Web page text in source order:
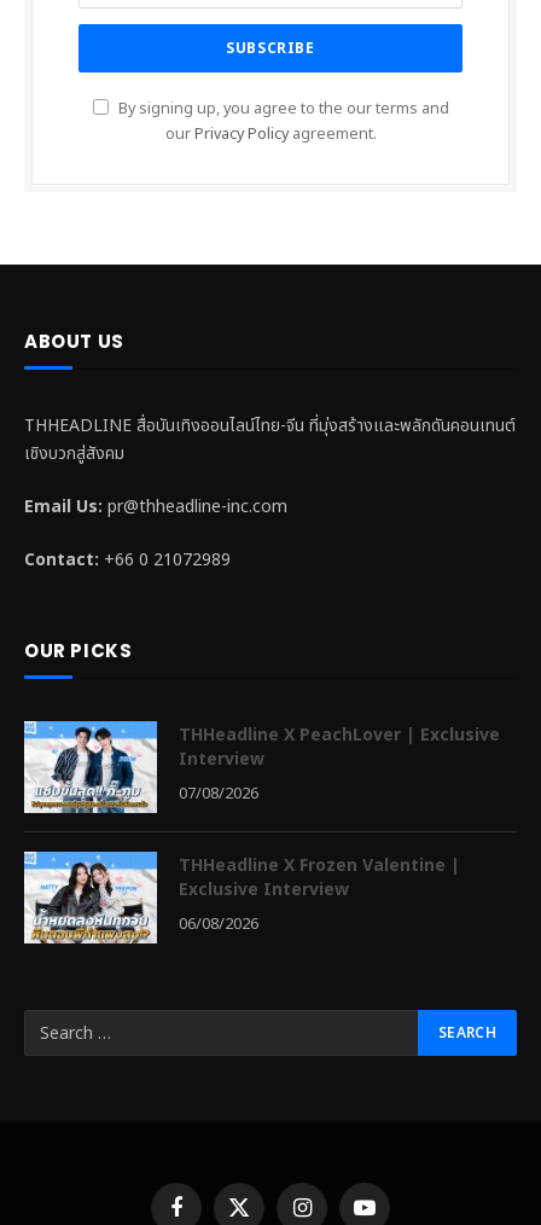
By signing up, you agree to the our terms and
ourPrivacy Policyagreement.
ABOUT US
THHEADLINE สื่อบันเทิงออนไลน์ไทย-จีน ที่มุ่งสร้างและพลักดันคอนเทนต์
เชิงบวกสู่สังคม
Email Us: pr@thheadline-inc.com
Contact: +66 0 21072989
OUR PICKS
THHeadline X PeachLover | Exclusive
Interview
07/08/2026
THHeadline X Frozen Valentine |
Exclusive Interview
06/08/2026
FacebookX InstagramYouTube